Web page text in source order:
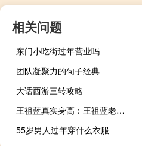
相关问题
东门小吃街过年营业吗
团队凝聚力的句子经典
大话西游三转攻略
王祖蓝真实身高：王祖蓝老婆李亚男身高差是多少王祖蓝和李亚男结婚照
55岁男人过年穿什么衣服